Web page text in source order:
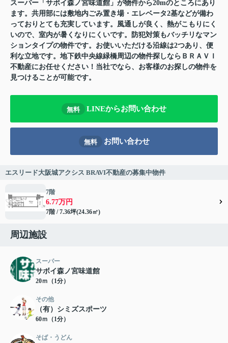
スーパー「サボイ森ノ宮味道館」が物件から20mのところにあり
ます。共用部には敷地内ごみ置き場・エレベータ2基などが備わ
っておりとても充実しています。風通しが良く、熱がこもりにく
いので、室内が暑くなりにくいです。防犯対策もバッチリなマン
ションタイプの物件です。お使いいただける沿線は2つあり、便
利な立地です。地下鉄中央線緑橋周辺の物件探しならＢＲＡＶＩ
不動産にお任せください！当社でなら、お客様のお探しの物件を
見つけることが可能です。
無料 LINEからお問い合わせ
無料 お問い合わせ
エスリード大阪城アクシス BRAVI不動産の募集中物件
7階
6.77万円
7階 / 7.36坪(24.36㎡)
周辺施設
スーパー
サボイ森ノ宮味道館
20ｍ（1分）
その他
（有）シミズスポーツ
60ｍ（1分）
そば・うどん